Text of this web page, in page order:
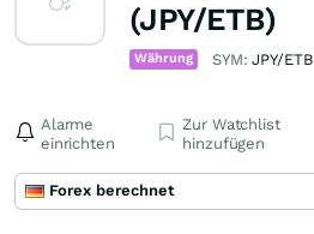
(JPY/ETB)
Währung SYM:JPY/ETB
Alarme
einrichten
Zur Watchlist
hinzufügen
Forex berechnet